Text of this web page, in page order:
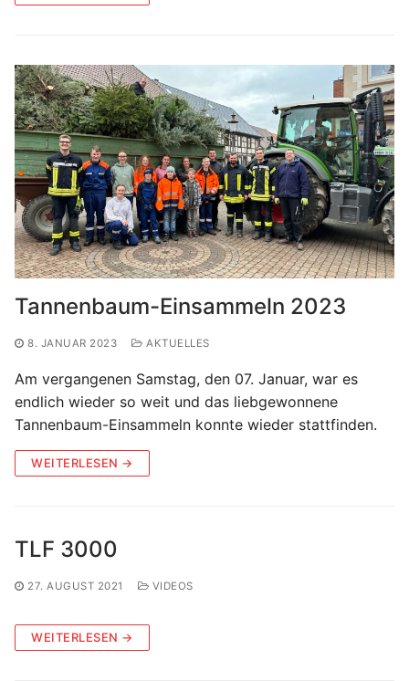
Tannenbaum-Einsammeln 2023
8. JANUAR 2023 AKTUELLES
Am vergangenen Samstag, den 07. Januar, war es
endlich wieder so weit und das liebgewonnene
Tannenbaum-Einsammeln konnte wieder stattfinden.
WEITERLESEN →
TLF 3000
27. AUGUST 2021 VIDEOS
WEITERLESEN →